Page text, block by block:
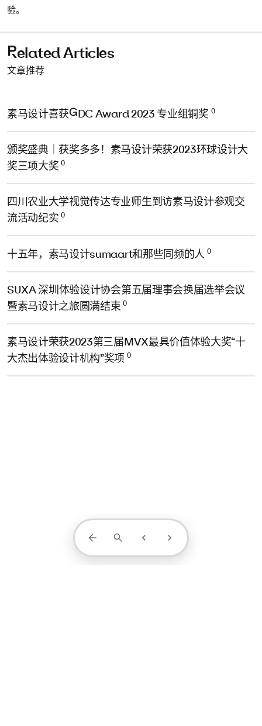
验。
Related Articles
文章推荐
素马设计喜获GDC Award 2023 专业组铜奖 0
颁奖盛典｜获奖多多！素马设计荣获2023环球设计大
奖三项大奖 0
四川农业大学视觉传达专业师生到访素马设计参观交
流活动纪实 0
十五年，素马设计sumaart和那些同频的人 0
SUXA 深圳体验设计协会第五届理事会换届选举会议
暨素马设计之旅圆满结束 0
素马设计荣获2023第三届MVX最具价值体验大奖“十
大杰出体验设计机构”奖项 0